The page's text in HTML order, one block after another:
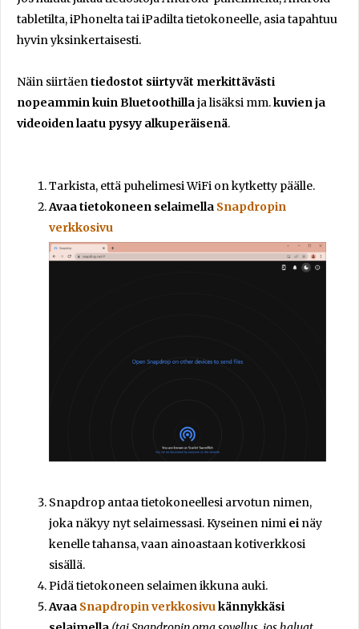
tabletilta, iPhonelta tai iPadilta tietokoneelle, asia tapahtuu
hyvin yksinkertaisesti.
Näin siirtäentiedostot siirtyvät merkittävästi
nopeammin kuin Bluetoothillaja lisäksi mm.kuvien ja
videoiden laatu pysyy alkuperäisenä.
Tarkista, että puhelimesi WiFi on kytketty päälle.
Avaa tietokoneen selaimella Snapdropin
verkkosivu
Snapdrop antaa tietokoneellesi arvotun nimen,
joka näkyy nyt selaimessasi. Kyseinen nimi ei näy
kenelle tahansa, vaan ainoastaan kotiverkkosi
sisällä.
Pidä tietokoneen selaimen ikkuna auki.
Avaa Snapdropin verkkosivukännykkäsi